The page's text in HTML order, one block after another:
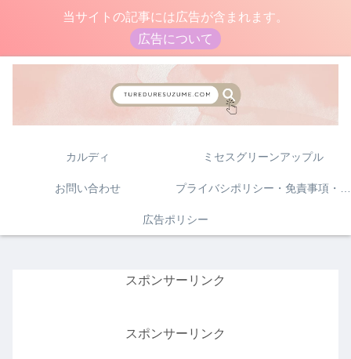
当サイトの記事には広告が含まれます。
広告について
カルディ ミセスグリーンアップル
お問い合わせ
広告ポリシー
スポンサーリンク
スポンサーリンク